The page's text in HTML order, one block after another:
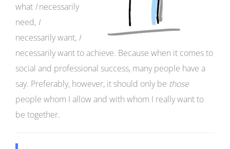
what Inecessarily
need, I
necessarily want, I
necessarily want to achieve. Because when it comes to
social and professional success, many people have a
say. Preferably, however, it should only be those
people whom I allow and with whom I really want to
be together.